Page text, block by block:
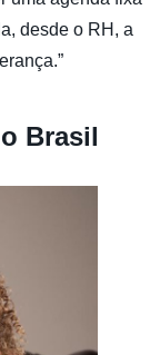
desde o RH, a
Brasil